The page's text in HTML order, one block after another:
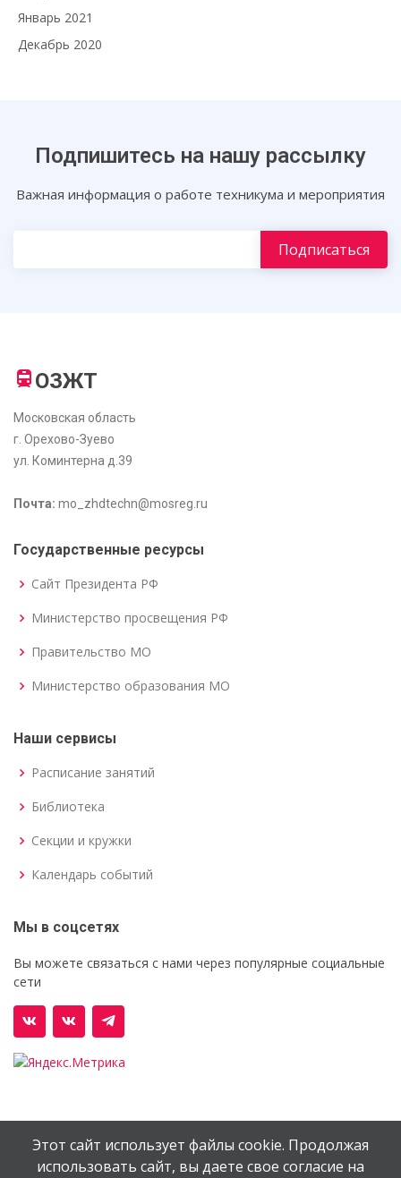
Январь 2021
Декабрь 2020
Подпишитесь на нашу рассылку
Важная информация о работе техникума и мероприятия
ОЗЖТ
Московская область
г. Орехово-Зуево
ул. Коминтерна д.39
Почта: mo_zhdtechn@mosreg.ru
Государственные ресурсы
Сайт Президента РФ
Министерство просвещения РФ
Правительство МО
Министерство образования МО
Наши сервисы
Расписание занятий
Библиотека
Секции и кружки
Календарь событий
Мы в соцсетях
Вы можете связаться с нами через популярные социальные
сети
© Орехово-Зуевский железнодорожный техникум им.
Этот сайт использует файлы cookie. Продолжая
использовать сайт, вы даете свое согласие на